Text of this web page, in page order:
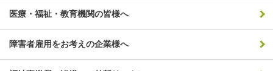
医療・福祉・教育機関の皆様へ
障害者雇用をお考えの企業様へ